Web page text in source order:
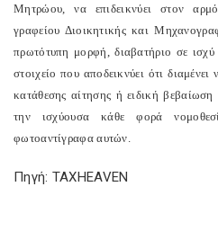
Μητρώου, να επιδεικνύει στον
γραφείου Διοικητικής και
πρωτότυπη μορφή, διαβατήριο σε
στοιχείο που αποδεικνύει ότι
κατάθεσης αίτησης ή ειδική
την ισχύουσα κάθε φορά
φωτοαντίγραφα αυτών.
Πηγή: TAXHEAVEN